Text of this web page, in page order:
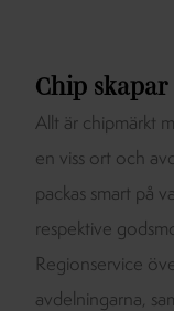
Chip
Allt är chipmärkt
en viss ort och
packas smart på
respektive
Regionservice
avdelningarna,